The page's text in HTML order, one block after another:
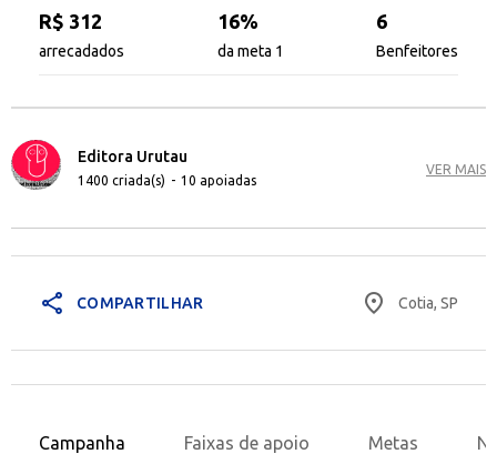
R$ 312
arrecadados
16%
da meta 1
6
Benfeitores
Editora Urutau
1400 criada(s) - 10 apoiadas
VER MAIS
share COMPARTILHAR place Cotia, SP
Campanha Faixas de apoio Metas